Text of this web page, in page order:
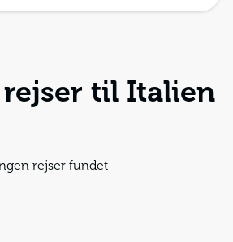
til Italien
rejser fundet